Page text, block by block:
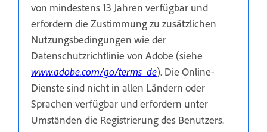
von mindestens 13 Jahren verfügbar und
erfordern die Zustimmung zu zusätzlichen
Nutzungsbedingungen wie der
Datenschutzrichtlinie von Adobe (siehe
www.adobe.com/go/terms_de). Die Online-
Dienste sind nicht in allen Ländern oder
Sprachen verfügbar und erfordern unter
Umständen die Registrierung des Benutzers.